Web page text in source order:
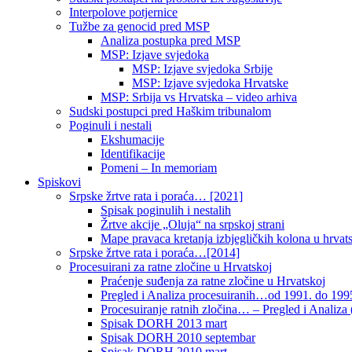
Interpolove potjernice
Tužbe za genocid pred MSP
Analiza postupka pred MSP
MSP: Izjave svjedoka
MSP: Izjave svjedoka Srbije
MSP: Izjave svjedoka Hrvatske
MSP: Srbija vs Hrvatska – video arhiva
Sudski postupci pred Haškim tribunalom
Poginuli i nestali
Ekshumacije
Identifikacije
Pomeni – In memoriam
Spiskovi
Srpske žrtve rata i poraća… [2021]
Spisak poginulih i nestalih
Žrtve akcije „Oluja“ na srpskoj strani
Mape pravaca kretanja izbjegličkih kolona u
Srpske žrtve rata i poraća…[2014]
Procesuirani za ratne zločine u Hrvatskoj
Praćenje suđenja za ratne zločine u Hrvatskoj
Pregled i Analiza procesuiranih…od 1991. do
Procesuiranje ratnih zločina… – Pregled i Analiza
Spisak DORH 2013 mart
Spisak DORH 2010 septembar